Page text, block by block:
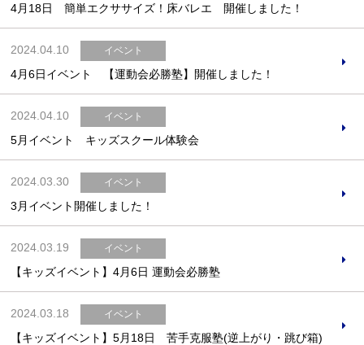
4月18日 簡単エクササイズ！床バレエ 開催しました！
2024.04.10 イベント
4月6日イベント 【運動会必勝塾】開催しました！
2024.04.10 イベント
5月イベント キッズスクール体験会
2024.03.30 イベント
3月イベント開催しました！
2024.03.19 イベント
【キッズイベント】4月6日 運動会必勝塾
2024.03.18 イベント
【キッズイベント】5月18日 苦手克服塾(逆上がり・跳び箱)